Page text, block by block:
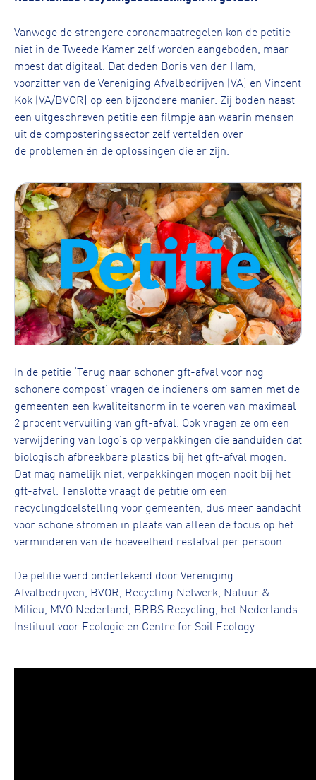
Vanwege de strengere coronamaatregelen kon de petitie
niet in de Tweede Kamer zelf worden aangeboden, maar
moest dat digitaal. Dat deden Boris van der Ham,
voorzitter van de Vereniging Afvalbedrijven (VA) en Vincent
Kok (VA/BVOR) op een bijzondere manier. Zij boden naast
een uitgeschreven petitie een filmpje aan waarin mensen
uit de composteringssector zelf vertelden over
de problemen én de oplossingen die er zijn.
In de petitie ‘Terug naar schoner gft-afval voor nog
schonere compost’ vragen de indieners om samen met de
gemeenten een kwaliteitsnorm in te voeren van maximaal
2 procent vervuiling van gft-afval. Ook vragen ze om een
verwijdering van logo’s op verpakkingen die aanduiden dat
biologisch afbreekbare plastics bij het gft-afval mogen.
Dat mag namelijk niet, verpakkingen mogen nooit bij het
gft-afval. Tenslotte vraagt de petitie om een
recyclingdoelstelling voor gemeenten, dus meer aandacht
voor schone stromen in plaats van alleen de focus op het
verminderen van de hoeveelheid restafval per persoon.
De petitie werd ondertekend door Vereniging
Afvalbedrijven, BVOR, Recycling Netwerk, Natuur &
Milieu, MVO Nederland, BRBS Recycling, het Nederlands
Instituut voor Ecologie en Centre for Soil Ecology.